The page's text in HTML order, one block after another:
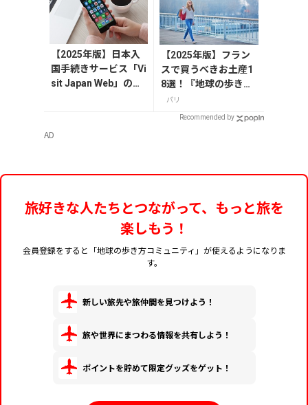
【2025年版】日本入
国手続きサービス「Vi
sit Japan Web」の登
【2025年版】フラン
スで買うべきお土産1
8選！『地球の歩き
方』編集者おすすめの
お菓子や雑貨などを紹
パリ
Recommended by
AD
旅好きな人たちとつながって、もっと旅を
楽しもう！
会員登録をすると「地球の歩き方コミュニティ」が使えるようになりま
す。
新しい旅先や旅仲間を見つけよう！
旅や世界にまつわる情報を共有しよう！
ポイントを貯めて限定グッズをゲット！